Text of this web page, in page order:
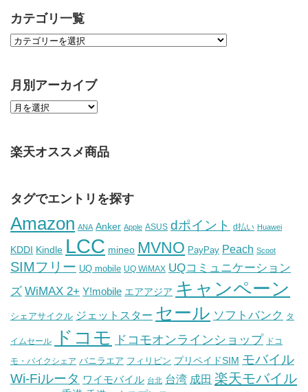
カテゴリ一覧
月別アーカイブ
楽天オススメ商品
タグでエントリを探す
Amazon ANA Anker Apple ASUS dポイント d払い Huawei
KDDI Kindle LCC mineo MVNO PayPay Peach Scoot
SIMフリー UQ mobile UQ WiMAX UQコミュニケーション
ズ WiMAX 2+ Y!mobile エアアジア キャンペーン
シェアサイクル ジェットスター セール ソフトバンク タ
イムセール ドコモ ドコモオンラインショップ ドコ
モ・バイクシェア バニラエア フィリピン プリペイドSIM モバイル
Wi-Fiルータ ワイモバイル 台北 台湾 成田 楽天モバイル